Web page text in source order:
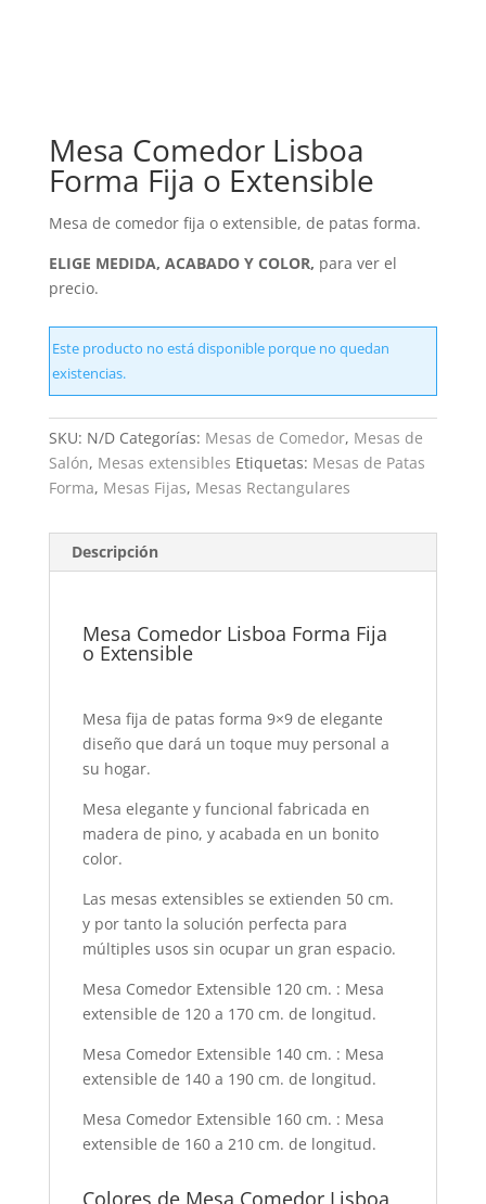
Mesa Comedor Lisboa
Forma Fija o Extensible
Mesa de comedor fija o extensible, de patas forma.
ELIGE MEDIDA, ACABADO Y COLOR, para ver el
precio.
Este producto no está disponible porque no quedan
existencias.
SKU: N/D Categorías: Mesas de Comedor, Mesas de
Salón, Mesas extensibles Etiquetas: Mesas de Patas
Forma, Mesas Fijas, Mesas Rectangulares
Descripción
Mesa Comedor Lisboa Forma Fija
o Extensible
Mesa fija de patas forma 9×9 de elegante
diseño que dará un toque muy personal a
su hogar.
Mesa elegante y funcional fabricada en
madera de pino, y acabada en un bonito
color.
Las mesas extensibles se extienden 50 cm.
y por tanto la solución perfecta para
múltiples usos sin ocupar un gran espacio.
Mesa Comedor Extensible 120 cm. : Mesa
extensible de 120 a 170 cm. de longitud.
Mesa Comedor Extensible 140 cm. : Mesa
extensible de 140 a 190 cm. de longitud.
Mesa Comedor Extensible 160 cm. : Mesa
extensible de 160 a 210 cm. de longitud.
Colores de Mesa Comedor Lisboa